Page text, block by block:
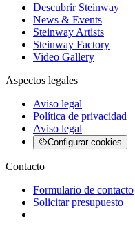
Descubrir Steinway
News & Events
Steinway Artists
Steinway Factory
Video Gallery
Aspectos legales
Aviso legal
Política de privacidad
Aviso legal
Configurar cookies
Contacto
Formulario de contacto
Solicitar presupuesto